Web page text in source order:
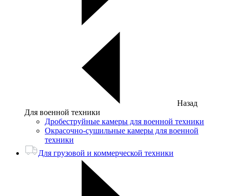
Назад
Для военной техники
Дробеструйные камеры для военной техники
Окрасочно-сушильные камеры для военной
техники
Для грузовой и коммерческой техники